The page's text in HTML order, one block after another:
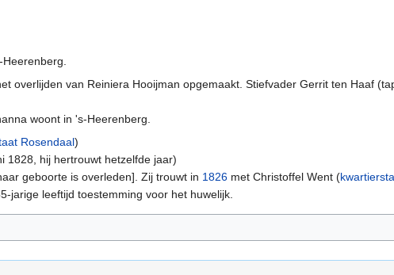
overlijden van Reiniera Hooijman opgemaakt. Stiefvader Gerrit ten Haaf
woont in 's-Heerenberg.
Rosendaal)
1828, hij hertrouwt hetzelfde jaar)
geboorte is overleden]. Zij trouwt in 1826 met Christoffel Went (
jarige leeftijd toestemming voor het huwelijk.